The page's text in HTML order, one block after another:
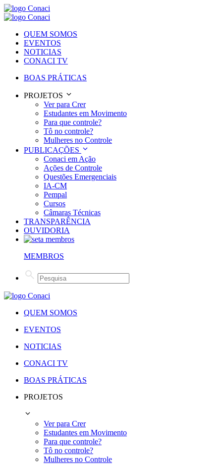
QUEM SOMOS
EVENTOS
NOTICIAS
CONACI TV
BOAS PRÁTICAS
PROJETOS
Ver para Crer
Estudantes em Movimento
Para que controle?
Tô no controle?
Mulheres no Controle
PUBLICAÇÕES
Conaci em Ação
Ações de Controle
Questões Emergenciais
IA-CM
Pempal
Cursos
Câmaras Técnicas
TRANSPARÊNCIA
OUVIDORIA
MEMBROS
QUEM SOMOS
EVENTOS
NOTICIAS
CONACI TV
BOAS PRÁTICAS
PROJETOS
Ver para Crer
Estudantes em Movimento
Para que controle?
Tô no controle?
Mulheres no Controle